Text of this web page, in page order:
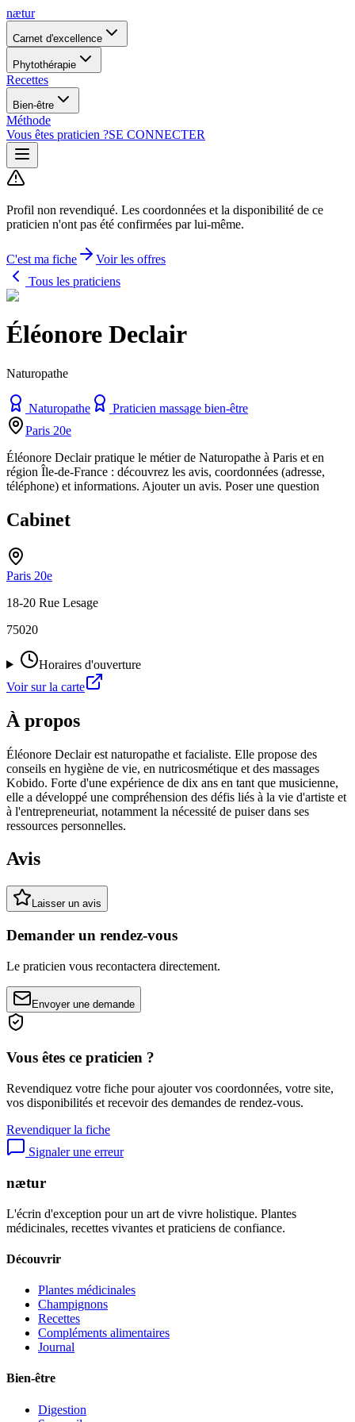
nætur
Carnet d'excellence
Phytothérapie
Recettes
Bien-être
Méthode
Vous êtes praticien ?SE CONNECTER
Profil non revendiqué. Les coordonnées et la disponibilité de ce
praticien n'ont pas été confirmées par lui-même.
C'est ma fiche
Voir les offres
Tous les praticiens
Éléonore Declair
Naturopathe
Naturopathe
Praticien massage bien-être
Paris 20e
Éléonore Declair pratique le métier de Naturopathe à Paris et en
région Île-de-France : découvrez les avis, coordonnées (adresse,
téléphone) et informations. Ajouter un avis. Poser une question
Cabinet
Paris 20e
18-20 Rue Lesage
75020
Horaires d'ouverture
Voir sur la carte
À propos
Éléonore Declair est naturopathe et facialiste. Elle propose des
conseils en hygiène de vie, en nutricosmétique et des massages
Kobido. Forte d'une expérience de dix ans en tant que musicienne,
elle a développé une compréhension des défis liés à la vie d'artiste et
à l'entrepreneuriat, notamment la nécessité de puiser dans ses
ressources personnelles.
Avis
Laisser un avis
Demander un rendez-vous
Le praticien vous recontactera directement.
Envoyer une demande
Vous êtes ce praticien ?
Revendiquez votre fiche pour ajouter vos coordonnées, votre site,
vos disponibilités et recevoir des demandes de rendez-vous.
Revendiquer la fiche
Signaler une erreur
nætur
L'écrin d'exception pour un art de vivre holistique. Plantes
médicinales, recettes vivantes et praticiens de confiance.
Découvrir
Plantes médicinales
Champignons
Recettes
Compléments alimentaires
Journal
Bien-être
Digestion